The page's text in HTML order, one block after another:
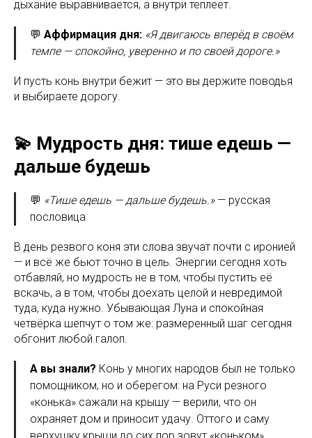
дыхание выравнивается, а внутри теплеет.
💬 Аффирмация дня: «Я двигаюсь вперёд в своём
темпе — спокойно, уверенно и по своей дороге.»
И пусть конь внутри бежит — это вы держите поводья
и выбираете дорогу.
💫 Мудрость дня: тише едешь —
дальше будешь
💬 «Тише едешь — дальше будешь.»— русская
пословица
В день резвого коня эти слова звучат почти с иронией
— и всё же бьют точно в цель. Энергии сегодня хоть
отбавляй, но мудрость не в том, чтобы пустить её
вскачь, а в том, чтобы доехать целой и невредимой
туда, куда нужно. Убывающая Луна и спокойная
четвёрка шепчут о том же: размеренный шаг сегодня
обгонит любой галоп.
А вы знали? Конь у многих народов был не только
помощником, но и оберегом: на Руси резного
«конька» сажали на крышу — верили, что он
охраняет дом и приносит удачу. Оттого и саму
верхушку крыши до сих пор зовут «коньком».